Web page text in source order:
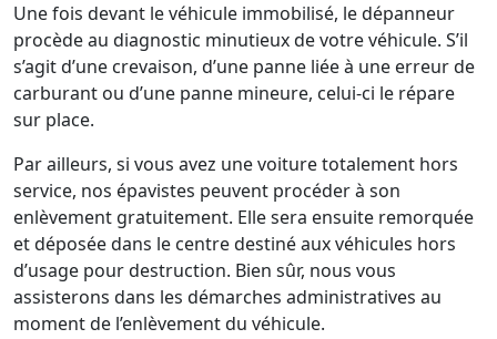
Une fois devant le véhicule immobilisé, le dépanneur
procède au diagnostic minutieux de votre véhicule. S’il
s’agit d’une crevaison, d’une panne liée à une erreur de
carburant ou d’une panne mineure, celui-ci le répare
sur place.
Par ailleurs, si vous avez une voiture totalement hors
service, nos épavistes peuvent procéder à son
enlèvement gratuitement. Elle sera ensuite remorquée
et déposée dans le centre destiné aux véhicules hors
d’usage pour destruction. Bien sûr, nous vous
assisterons dans les démarches administratives au
moment de l’enlèvement du véhicule.